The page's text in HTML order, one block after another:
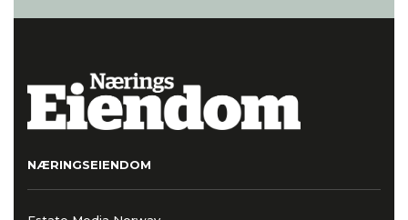
NÆRINGSEIENDOM